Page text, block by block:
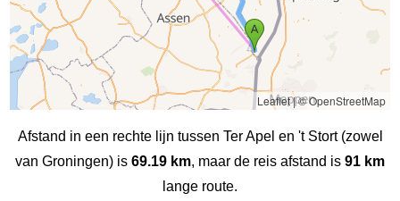
Leaflet|© OpenStreetMap
Afstand in een rechte lijn tussen Ter Apel en 't Stort (zowel
van Groningen) is 69.19 km, maar de reis afstand is 91 km
lange route.